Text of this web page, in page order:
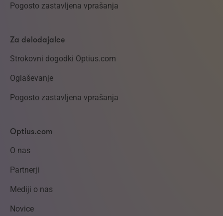
Pogosto zastavljena vprašanja
Za delodajalce
Strokovni dogodki Optius.com
Oglaševanje
Pogosto zastavljena vprašanja
Optius.com
O nas
Partnerji
Mediji o nas
Novice